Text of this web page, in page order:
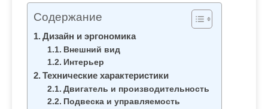
Содержание
Дизайн и эргономика
Внешний вид
Интерьер
Технические характеристики
Двигатель и производительность
Подвеска и управляемость